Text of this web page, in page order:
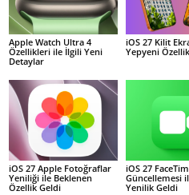
Apple Watch Ultra 4
Özellikleri ile İlgili Yeni
Detaylar
iOS 27 Kilit
Yepyeni
iOS 27 Apple Fotoğraflar
Yeniliği ile Beklenen
Özellik Geldi
iOS 27
Güncellemesi
Yenilik Geldi